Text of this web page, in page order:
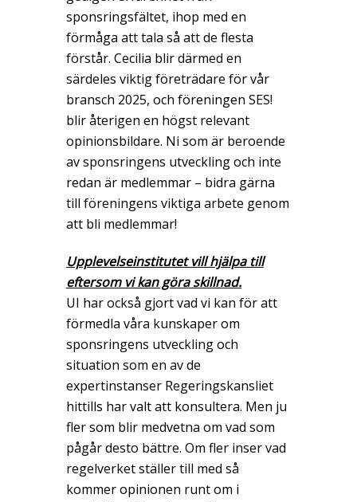
sponsringsfältet, ihop med en
förmåga att tala så att de flesta
förstår. Cecilia blir därmed en
särdeles viktig företrädare för vår
bransch 2025, och föreningen SES!
blir återigen en högst relevant
opinionsbildare. Ni som är beroende
av sponsringens utveckling och inte
redan är medlemmar – bidra gärna
till föreningens viktiga arbete genom
att bli medlemmar!
Upplevelseinstitutet vill hjälpa till
eftersom vi kan göra skillnad.
UI har också gjort vad vi kan för att
förmedla våra kunskaper om
sponsringens utveckling och
situation som en av de
expertinstanser Regeringskansliet
hittills har valt att konsultera. Men ju
fler som blir medvetna om vad som
pågår desto bättre. Om fler inser vad
regelverket ställer till med så
kommer opinionen runt om i